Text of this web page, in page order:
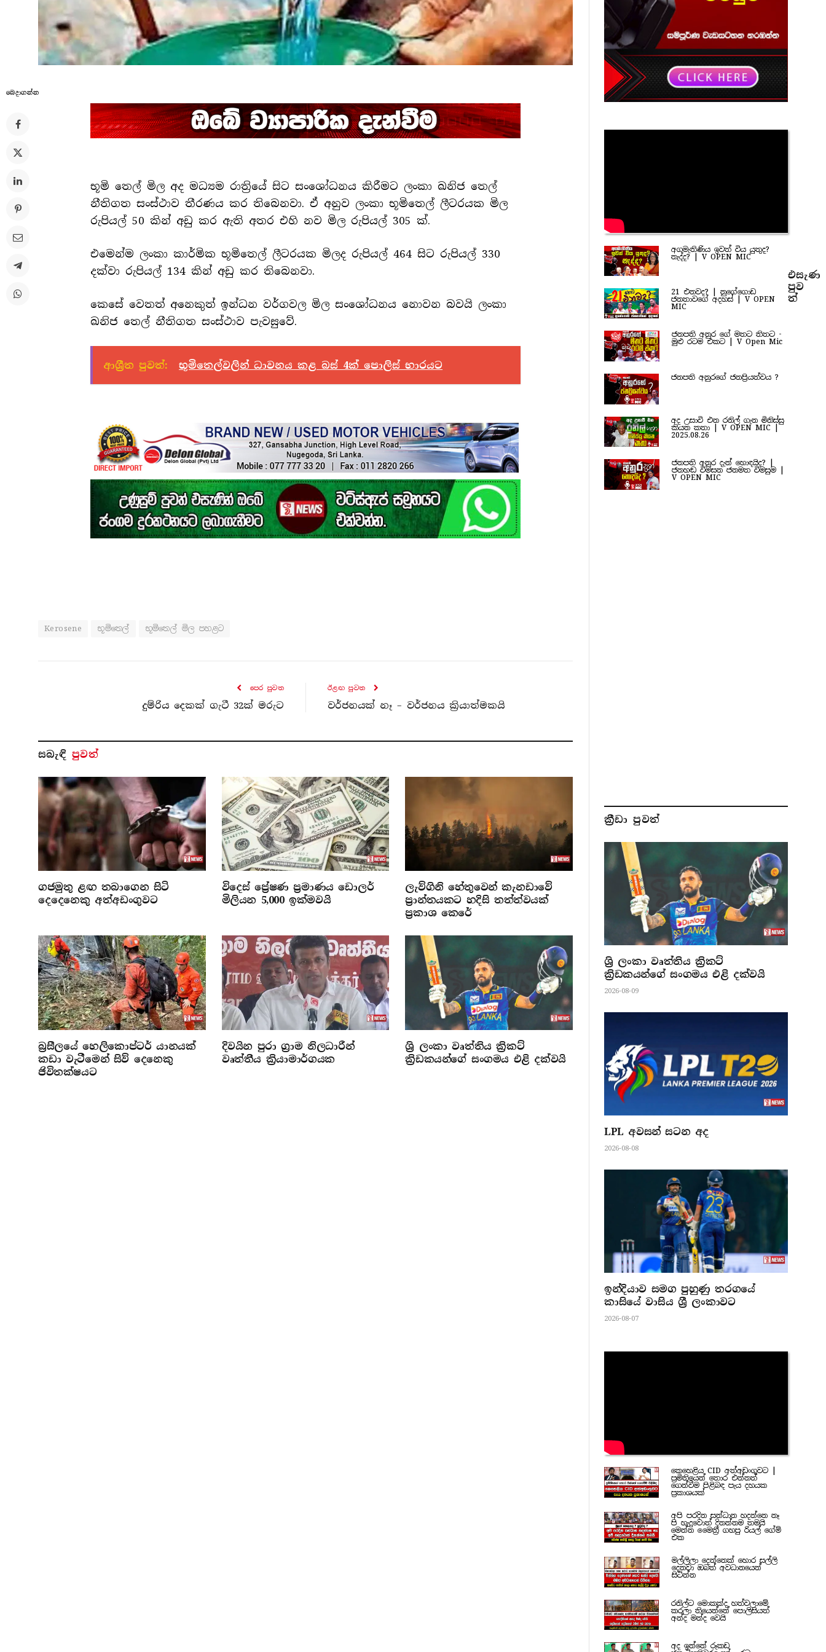
බෙදාගන්​න
භූමි තෙල් මිල අද මධ්‍යම රාත්‍රියේ සිට සංශෝධනය කිරීමට ලංකා ඛනිජ තෙල්
නීතිගත සංස්ථාව තීරණය කර තිබෙනවා. ඒ අනුව ලංකා භූමිතෙල් ලීටරයක මිල
රුපියල් 50 කින් අඩු කර ඇති අතර එහි නව මිල රුපියල් 305 ක්.
එමෙන්ම ලංකා කාර්මික භූමිතෙල් ලීටරයක මිලද රුපියල් 464 සිට රුපියල් 330
දක්වා රුපියල් 134 කින් අඩු කර තිබෙනවා.
කෙසේ වෙතත් අනෙකුත් ඉන්ධන වර්ගවල මිල සංශෝධනය නොවන බවයි ලංකා
ඛනිජ තෙල් නීතිගත සංස්ථාව පැවසුවේ.
ආශ්‍රීත පුවත්: භූමිතෙල්වලින් ධාවනය කළ බස් 4ක් පොලිස් භාරයට
Kerosene භූමිතෙල් භූමිතෙල් මිල පහළට
පෙර පුව​ත
දුම්රිය දෙකක් ගැටී 32ක් මරුට
ඊළඟ පුව​ත
වර්ජනයක් නෑ – වර්ජනය ක්‍රියාත්මකයි
සබැ​ඳි පුවත්
ගජමුතු ළඟ තබාගෙන සිටි
දෙදෙනෙකු අත්අඩංගුවට
විදෙස් ප්‍රේෂණ ප්‍රමාණය ඩොලර්
මිලියන 5,000 ඉක්මවයි
ලැව්ගිනි හේතුවෙන් කැනඩාවේ
ප්‍රාන්තයකට හදිසි තත්ත්වයක්
ප්‍රකාශ කෙරේ
බ්‍රසීලයේ හෙලිකොප්ටර් යානයක්
කඩා වැටීමෙන් සිව් දෙනෙකු
ජිවිතක්ෂයට
දිවයින පුරා ග්‍රාම නිලධාරීන්
වෘත්තීය ක්‍රියාමාර්ගයක
ශ්‍රි ලංකා වෘත්තිය ක්‍රිකට්
ක්‍රිඩකයන්ගේ සංගමය එළි දක්වයි
අගමැතිණිය ඉවත් විය යුතුද?
නැද්ද? | V OPEN MIC
21 එනවද? | නුගේගොඩ
ජනතාවගේ අදහස් | V OPEN
MIC
ජනපති අනුර ගේ මතට තිතට -
මුළු රටම එකට | V Open Mic
ජනපති අනුරගේ ජනප්‍රියත්වය ?
අද උසාවි එන රනිල් ගැන මිනිස්සු
කියන කතා | V OPEN MIC |
2025.08.26
ජනපති අනුර දැන් හොඳයිද? |
ජනහඬ විමසන ජනමත විමසුම |
V OPEN MIC
එසැණ
පුව​
ත්
ක්‍රීඩා පුවත්
ශ්‍රි ලංකා වෘත්තිය ක්‍රිකට්
ක්‍රිඩකයන්ගේ සංගමය එළි දක්වයි
2026-08-09
LPL අවසන් සටන අද
2026-08-08
ඉන්දියාව සමග පුහුණු තරගයේ
කාසියේ වාසිය ශ්‍රී ලංකාවට
2026-08-07
කෙහෙළිය CID අත්අඩංගුවට |
ප්‍රමිතියෙන් තොර එන්නත්
ගෙන්වීම පිළිබඳ පැය දහයක
ප්‍රකාශයක්
අපි පරදින සන්ධාන හදන්නෙ නෑ
පි හැදුවොත් දිනන්නම තමයි
මෙන්න මෛත්‍රී ගහපු රියල් ගේම්
එක
මල්ලිලා දෙන්නෙක් හොර සල්ලි
දෙනවා ඔබත් අවධානයෙන්
සිටින්න
රනිල්ට මොකක්ද හත්වලාමේ
කරලා තියෙන්නේ පොලිසියත්
අන්ද මන්ද වෙයි
අද ඉන්නේ රූකඩ